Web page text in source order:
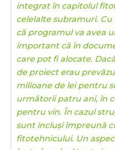
integrat în capitolul
celelalte subramuri.
că programul va avea
important că în
care pot fi alocate.
de proiect erau
milioane de lei pentru
următorii patru ani, în
pentru vin. În cazul
sunt incluși împreună
fitotehnicului. Un